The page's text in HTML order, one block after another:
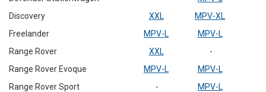
Discovery
XXL
MPV-XL
Freelander
MPV-L
MPV-L
Range Rover
XXL
-
Range Rover Evoque
MPV-L
MPV-L
Range Rover Sport
- MPV-L